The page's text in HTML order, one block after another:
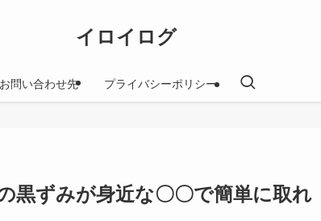
イロイログ
お問い合わせ先 プライバシーポリシー
黒ずみが身近な〇〇で簡単に取れ